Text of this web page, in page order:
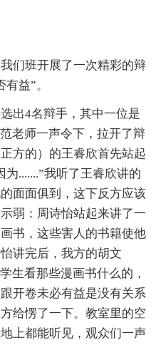
们班开展了一次精彩的辩
益”。
出4名辩手，其中一位是
老师一声令下，拉开了辩
方的）的王睿欣首先站起
.......”我听了王睿欣讲的
面面俱到，这下反方应该
弱：周诗怡站起来讲了一
书，这些害人的书籍使他
讲完后，我方的胡文
生看那些漫画书什么的，
开卷未必有益是没有关系
给愣了一下。教室里的空
上都能听见，观众们一声